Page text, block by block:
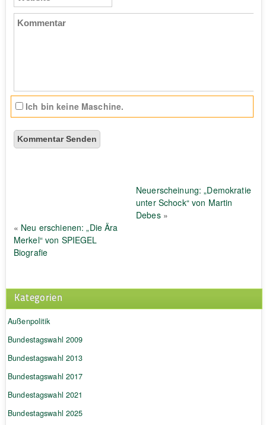
Kommentar
Ich bin keine Maschine.
Neuerscheinung: „Demokratie
unter Schock“ von Martin
Debes»
« Neu erschienen: „Die Ära
Merkel“ von SPIEGEL
Biografie
Kategorien
Außenpolitik
Bundestagswahl 2009
Bundestagswahl 2013
Bundestagswahl 2017
Bundestagswahl 2021
Bundestagswahl 2025